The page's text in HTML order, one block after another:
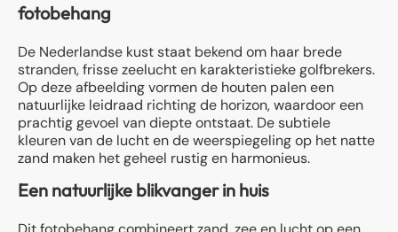
fotobehang
De Nederlandse kust staat bekend om haar brede
stranden, frisse zeelucht en karakteristieke golfbrekers.
Op deze afbeelding vormen de houten palen een
natuurlijke leidraad richting de horizon, waardoor een
prachtig gevoel van diepte ontstaat. De subtiele
kleuren van de lucht en de weerspiegeling op het natte
zand maken het geheel rustig en harmonieus.
Een natuurlijke blikvanger in huis